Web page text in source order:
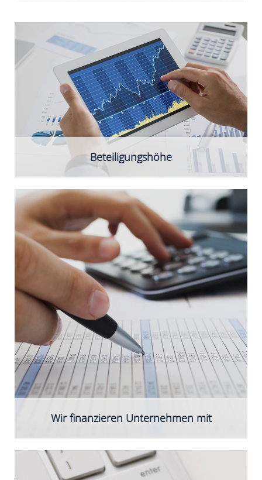
Beteiligungshöhe
Bis zu 1,5 Mio. EUR inkl. Anschlussfinanzierung
Signifikantes Co-Investment privater Investoren
grundsätzlich erforderlich
Wir finanzieren Unternehmen mit
Ideen für innovative Produkte, Dienstleistungen oder
Verfahren mit erkennbarem Kundennutzen,
nachhaltigen Alleinstellungsmerkmalen,
einem klaren Geschäftsmodell,
hohem Skalierungs- und Wertsteigerungspotenzial
und
internationaler Ausrichtung.
Beteiligungsgrundsätze
Kurzprofil GENIUS Venture Capital GmbH